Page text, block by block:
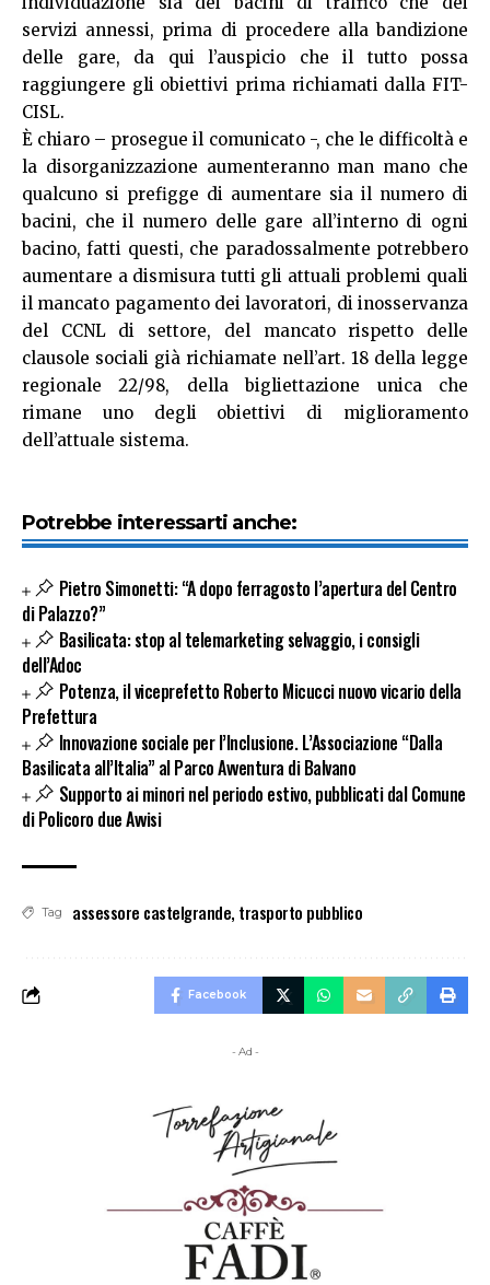
servizi annessi, prima di procedere alla bandizione
delle gare, da qui l’auspicio che il tutto possa
raggiungere gli obiettivi prima richiamati dalla FIT-
CISL.
È chiaro – prosegue il comunicato -, che le difficoltà e
la disorganizzazione aumenteranno man mano che
qualcuno si prefigge di aumentare sia il numero di
bacini, che il numero delle gare all’interno di ogni
bacino, fatti questi, che paradossalmente potrebbero
aumentare a dismisura tutti gli attuali problemi quali
il mancato pagamento dei lavoratori, di inosservanza
del CCNL di settore, del mancato rispetto delle
clausole sociali già richiamate nell’art. 18 della legge
regionale 22/98, della bigliettazione unica che
rimane uno degli obiettivi di miglioramento
dell’attuale sistema.
Potrebbe interessarti anche:
Pietro Simonetti: “A dopo ferragosto l’apertura del Centro
di Palazzo?”
Basilicata: stop al telemarketing selvaggio, i consigli
dell’Adoc
Potenza, il viceprefetto Roberto Micucci nuovo vicario della
Prefettura
Innovazione sociale per l’Inclusione. L’Associazione “Dalla
Basilicata all’Italia” al Parco Avventura di Balvano
Supporto ai minori nel periodo estivo, pubblicati dal Comune
di Policoro due Avvisi
Tag assessore castelgrande, trasporto pubblico
Facebook
- Ad -